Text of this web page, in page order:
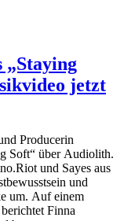
„Staying
jetzt
Producerin
Soft“ über Audiolith.
und Sayes aus
und
um. Auf einem
Finna